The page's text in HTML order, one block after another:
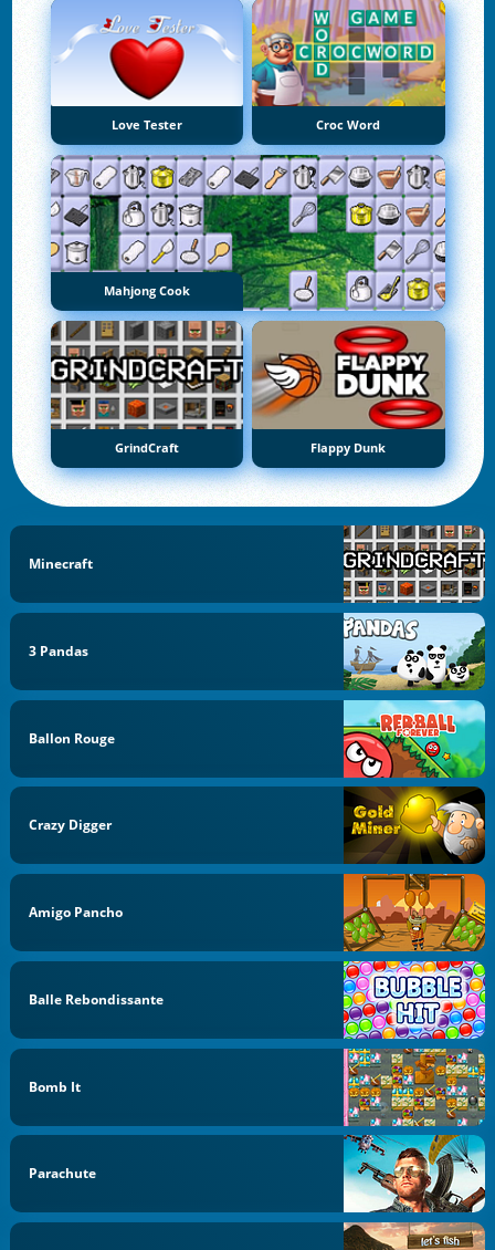
Love Tester Croc Word
Mahjong Cook
GrindCraft Flappy Dunk
Minecraft
3 Pandas
Ballon Rouge
Crazy Digger
Amigo Pancho
Balle Rebondissante
Bomb It
Parachute